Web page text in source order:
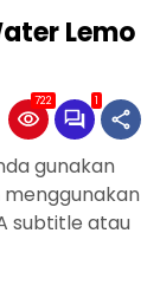
Lemo
722 1
gunakan
subtitle atau